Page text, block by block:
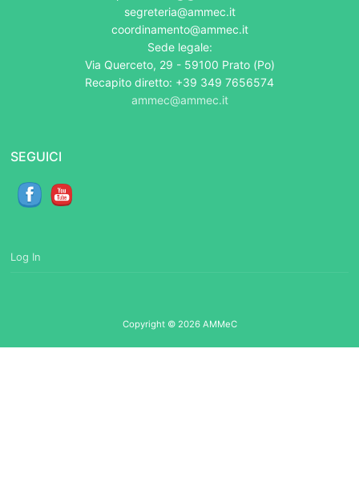
segreteria@ammec.it
coordinamento@ammec.it
Sede legale:
Via Querceto, 29 - 59100 Prato (Po)
Recapito diretto: +39 349 7656574
ammec@ammec.it
SEGUICI
Log In
Copyright © 2026 AMMeC